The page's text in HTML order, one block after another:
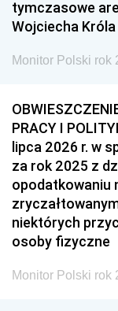
tymczasowe
Wojciecha Króla
Monitor Polski rok
PRACY I
lipca 2026 r. w
za rok 2025 z
opodatkowaniu
niektórych
osoby fizyczne
Monitor Polski rok